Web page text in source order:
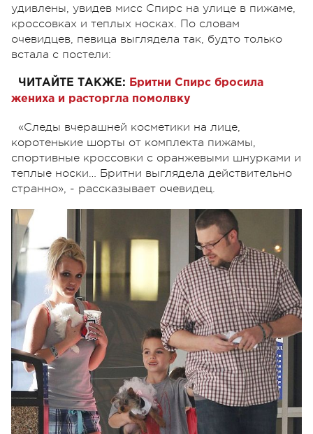
удивлены, увидев мисс Спирс на улице в пижаме,
кроссовках и теплых носках. По словам
очевидцев, певица выглядела так, будто только
встала с постели:
ЧИТАЙТЕ ТАКЖЕ: Бритни Спирс бросила
жениха и расторгла помолвку
«Следы вчерашней косметики на лице,
коротенькие шорты от комплекта пижамы,
спортивные кроссовки с оранжевыми шнурками и
теплые носки… Бритни выглядела действительно
странно», - рассказывает очевидец.